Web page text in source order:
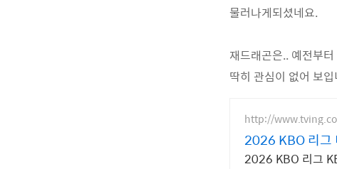
물러나게되셨네요.
재드래곤은.. 예전부
딱히 관심이 없어 보
http://
2026 KBO 리그
2026 KBO 리그